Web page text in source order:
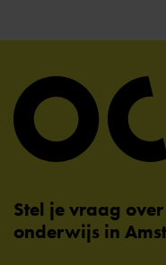
Stel je vraag over
onderwijs in